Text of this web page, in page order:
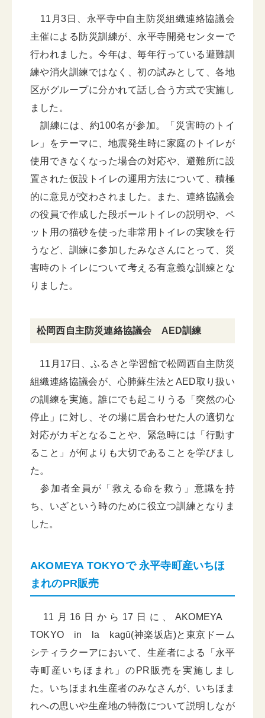
11月3日、永平寺中自主防災組織連絡協議会
主催による防災訓練が、永平寺開発センターで
行われました。今年は、毎年行っている避難訓
練や消火訓練ではなく、初の試みとして、各地
区がグループに分かれて話し合う方式で実施し
ました。
訓練には、約100名が参加。「災害時のトイ
レ」をテーマに、地震発生時に家庭のトイレが
使用できなくなった場合の対応や、避難所に設
置された仮設トイレの運用方法について、積極
的に意見が交わされました。また、連絡協議会
の役員で作成した段ボールトイレの説明や、ペ
ット用の猫砂を使った非常用トイレの実験を行
うなど、訓練に参加したみなさんにとって、災
害時のトイレについて考える有意義な訓練とな
りました。
松岡西自主防災連絡協議会 AED訓練
11月17日、ふるさと学習館で松岡西自主防災
組織連絡協議会が、心肺蘇生法とAED取り扱い
の訓練を実施。誰にでも起こりうる「突然の心
停止」に対し、その場に居合わせた人の適切な
対応がカギとなることや、緊急時には「行動す
ること」が何よりも大切であることを学びまし
た。
参加者全員が「救える命を救う」意識を持
ち、いざという時のために役立つ訓練となりま
した。
AKOMEYA TOKYOで 永平寺町産いちほ
まれのPR販売
11月16日から17日に、AKOMEYA
TOKYO in la kagū(神楽坂店)と東京ドーム
シティラクーアにおいて、生産者による「永平
寺町産いちほまれ」のPR販売を実施しまし
た。いちほまれ生産者のみなさんが、いちほま
れへの思いや生産地の特徴について説明しなが